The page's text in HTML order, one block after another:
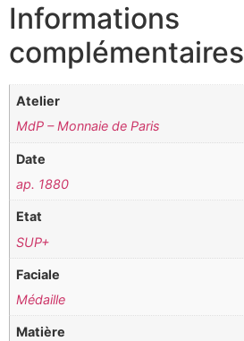
Informations
complémentaires
Atelier
MdP – Monnaie de Paris
Date
ap. 1880
Etat
SUP+
Faciale
Médaille
Matière